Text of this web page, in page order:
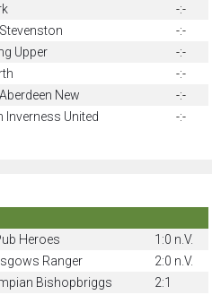
-:-
-:-
Upper
-:-
-:-
New
-:-
Inverness United -:-
Heroes
1:0 n.V.
Ranger
2:0 n.V.
Bishopbriggs
2:1